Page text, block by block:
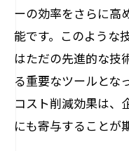
ーの効率をさらに高
能です。このような
はただの先進的な技
る重要なツールとな
コスト削減効果は、
にも寄与することが